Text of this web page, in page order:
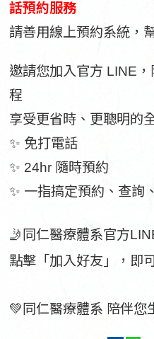
話預約服務
請善用線上預約系統，
邀請您加入官方 LINE
程
享受更省時、更聰明的
✨ 免打電話
✨ 24hr 隨時預約
✨ 一指搞定預約、查詢
🤳同仁醫療體系官方
點擊「加入好友」，即
💚同仁醫療體系 陪伴您